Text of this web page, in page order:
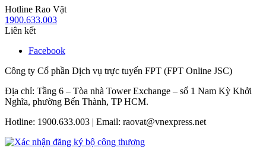
Hotline Rao Vặt
1900.633.003
Liên kết
Facebook
Công ty Cổ phần Dịch vụ trực tuyến FPT (FPT Online JSC)
Địa chỉ: Tầng 6 – Tòa nhà Tower Exchange – số 1 Nam Kỳ Khởi
Nghĩa, phường Bến Thành, TP HCM.
Hotline: 1900.633.003 | Email: raovat@vnexpress.net